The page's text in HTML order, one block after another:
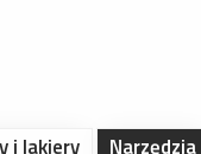
i lakiery
Narzędzia